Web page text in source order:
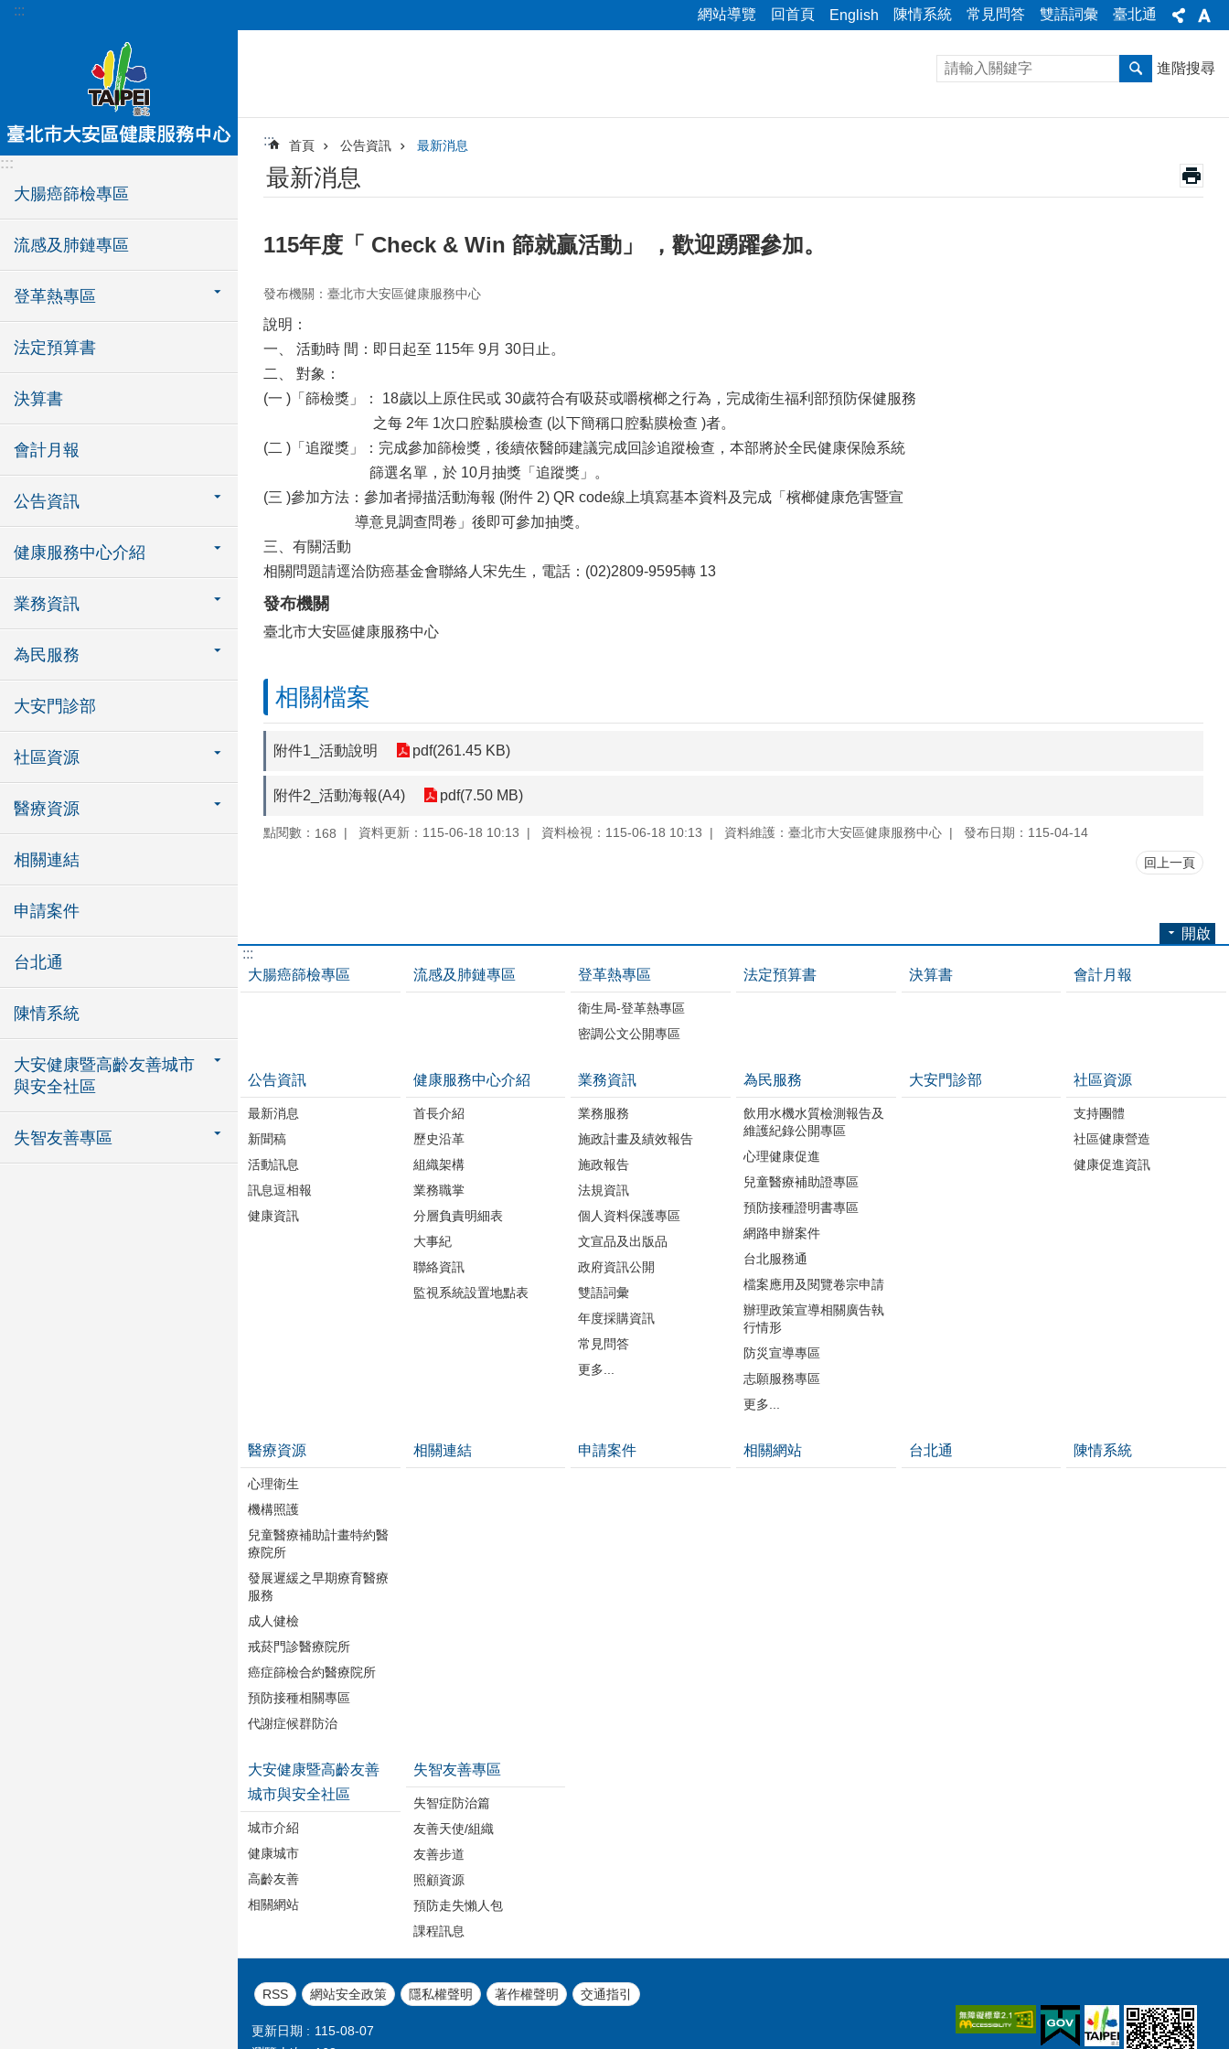
跳到主要內容區塊
::: 網站導覽 回首頁 English 陳情系統 常見問答 雙語詞彙 臺北通
:::
大腸癌篩檢專區
流感及肺鏈專區
登革熱專區
法定預算書
決算書
會計月報
公告資訊
健康服務中心介紹
業務資訊
為民服務
大安門診部
社區資源
醫療資源
相關連結
申請案件
台北通
陳情系統
大安健康暨高齡友善城市
與安全社區
失智友善專區
進階搜尋
::: 首頁 公告資訊 最新消息
最新消息
115年度「 Check & Win 篩就贏活動」 ，歡迎踴躍參加。
發布機關：臺北市大安區健康服務中心
說明：
一、 活動時 間：即日起至 115年 9月 30日止。
二、 對象：
(一 )「篩檢獎」： 18歲以上原住民或 30歲符合有吸菸或嚼檳榔之行為，完成衛生福利部預防保健服務
之每 2年 1次口腔黏膜檢查 (以下簡稱口腔黏膜檢查 )者。
(二 )「追蹤獎」：完成參加篩檢獎，後續依醫師建議完成回診追蹤檢查，本部將於全民健康保險系統
篩選名單，於 10月抽獎「追蹤獎」。
(三 )參加方法：參加者掃描活動海報 (附件 2) QR code線上填寫基本資料及完成「檳榔健康危害暨宣
導意見調查問卷」後即可參加抽獎。
三、有關活動
相關問題請逕洽防癌基金會聯絡人宋先生，電話：(02)2809-9595轉 13
發布機關
臺北市大安區健康服務中心
相關檔案
附件1_活動說明 pdf(261.45 KB)
附件2_活動海報(A4) pdf(7.50 MB)
點閱數： 168 資料更新：115-06-18 10:13 資料檢視：115-06-18 10:13 資料維護：臺北市大安區健康服務中心 發布日期：115-04-14
回上一頁
開啟
:::
大腸癌篩檢專區
流感及肺鏈專區 登革熱專區
衛生局-登革熱專區
密調公文公開專區
法定預算書 決算書 會計月報
公告資訊
最新消息
新聞稿
活動訊息
訊息逗相報
健康資訊
健康服務中心介紹
首長介紹
歷史沿革
組織架構
業務職掌
分層負責明細表
大事紀
聯絡資訊
監視系統設置地點表
業務資訊
業務服務
施政計畫及績效報告
施政報告
法規資訊
個人資料保護專區
文宣品及出版品
政府資訊公開
雙語詞彙
年度採購資訊
常見問答
更多...
為民服務
飲用水機水質檢測報告及
維護紀錄公開專區
心理健康促進
兒童醫療補助證專區
預防接種證明書專區
網路申辦案件
台北服務通
檔案應用及閱覽卷宗申請
辦理政策宣導相關廣告執
行情形
防災宣導專區
志願服務專區
更多...
大安門診部 社區資源
支持團體
社區健康營造
健康促進資訊
醫療資源
心理衛生
機構照護
兒童醫療補助計畫特約醫
療院所
發展遲緩之早期療育醫療
服務
成人健檢
戒菸門診醫療院所
癌症篩檢合約醫療院所
預防接種相關專區
代謝症候群防治
相關連結 申請案件 相關網站 台北通 陳情系統
大安健康暨高齡友善
城市與安全社區
城市介紹
健康城市
高齡友善
相關網站
失智友善專區
失智症防治篇
友善天使/組織
友善步道
照顧資源
預防走失懶人包
課程訊息
RSS 網站安全政策 隱私權聲明 著作權聲明 交通指引
更新日期
115-08-07